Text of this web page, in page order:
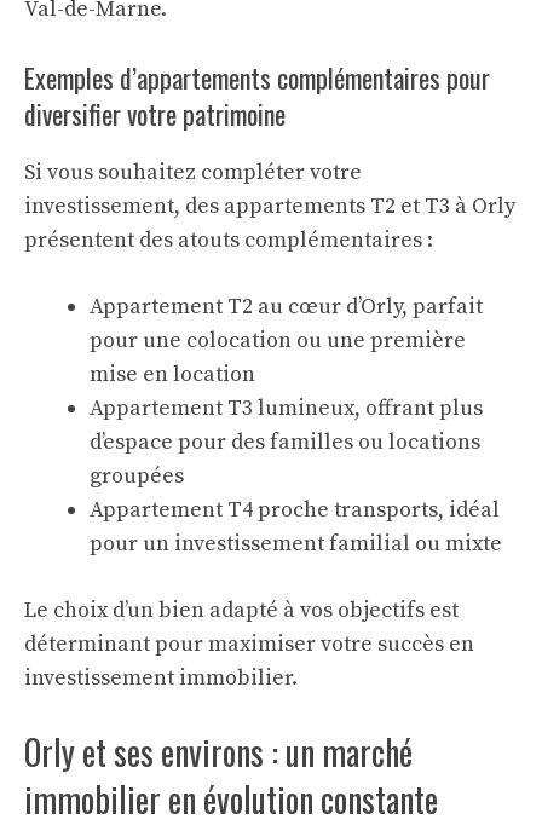
Val-de-Marne.
Exemples d’appartements complémentaires pour
diversifier votre patrimoine
Si vous souhaitez compléter votre
investissement, des appartements T2 et T3 à Orly
présentent des atouts complémentaires :
Appartement T2 au cœur d’Orly, parfait
pour une colocation ou une première
mise en location
Appartement T3 lumineux, offrant plus
d’espace pour des familles ou locations
groupées
Appartement T4 proche transports, idéal
pour un investissement familial ou mixte
Le choix d’un bien adapté à vos objectifs est
déterminant pour maximiser votre succès en
investissement immobilier.
Orly et ses environs : un marché
immobilier en évolution constante